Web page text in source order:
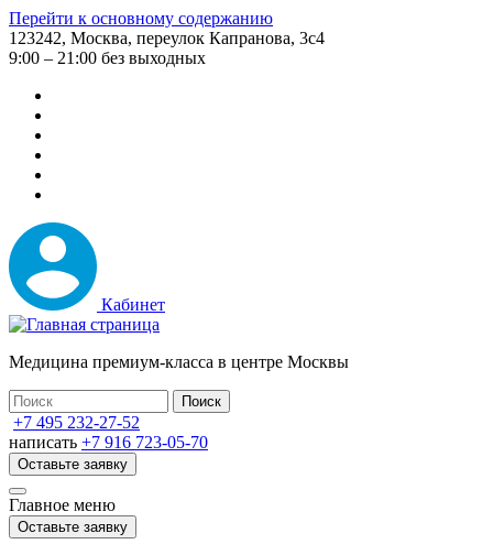
Перейти к основному содержанию
123242, Москва, переулок Капранова, 3с4
9:00 – 21:00 без выходных
Кабинет
Медицина премиум-класса в центре Москвы
+7 495 232-27-52
написать +7 916 723-05-70
Оставьте заявку
Главное меню
Оставьте заявку